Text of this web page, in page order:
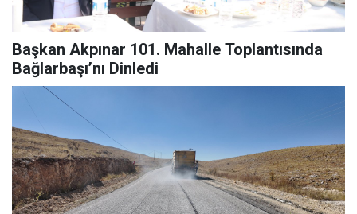
Başkan Akpınar 101. Mahalle Toplantısında
Bağlarbaşı’nı Dinledi